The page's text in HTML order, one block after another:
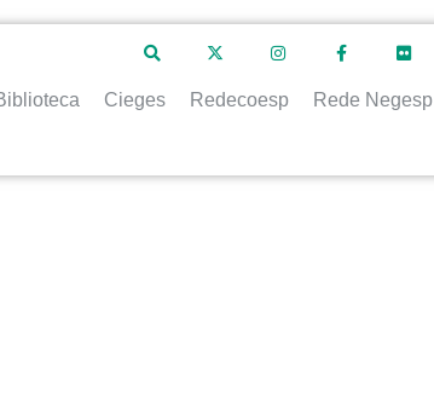
Cieges Redecoesp Rede Negesp